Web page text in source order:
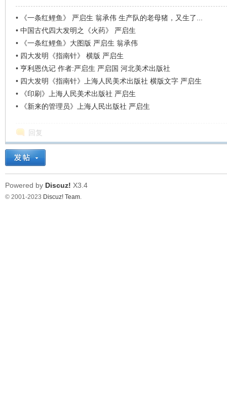
•
《一条红鲤鱼》 严启生 翁承伟 生产队的老母猪，又生了...
• 中国古代四大发明之《火药》 严启生
•
《一条红鲤鱼》大图版 严启生 翁承伟
• 四大发明《指南针》 横版 严启生
• 亨利恩仇记 作者:严启生 严启国 河北美术出版社
• 四大发明《指南针》上海人民美术出版社 横版文字 严启生
•
《印刷》上海人民美术出版社 严启生
•
《新来的管理员》上海人民出版社 严启生
回复
Powered by Discuz! X3.4
© 2001-2023 Discuz! Team.